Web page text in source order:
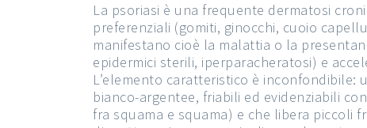
La psoriasi è una frequente dermatosi
preferenziali (gomiti, ginocchi, cuoio
manifestano cioè la malattia o la
epidermici sterili, iperparacheratosi) e
L’elemento caratteristico è
bianco-argentee, friabili ed evidenziabili
fra squama e squama) e che libera piccoli